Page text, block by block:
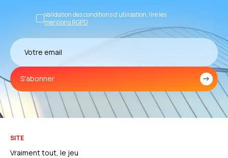
Validation des conditions d’utilisation, lire les
mentions RGPD
S'abonner
SITE
Vraiment tout, le jeu